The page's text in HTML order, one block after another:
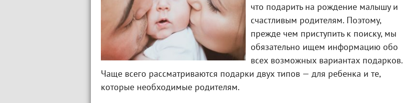
что подарить на рождение малышу и
счастливым родителям. Поэтому,
прежде чем приступить к поиску, мы
обязательно ищем информацию обо
всех возможных вариантах подарков.
Чаще всего рассматриваются подарки двух типов — для ребенка и те,
которые необходимые родителям.